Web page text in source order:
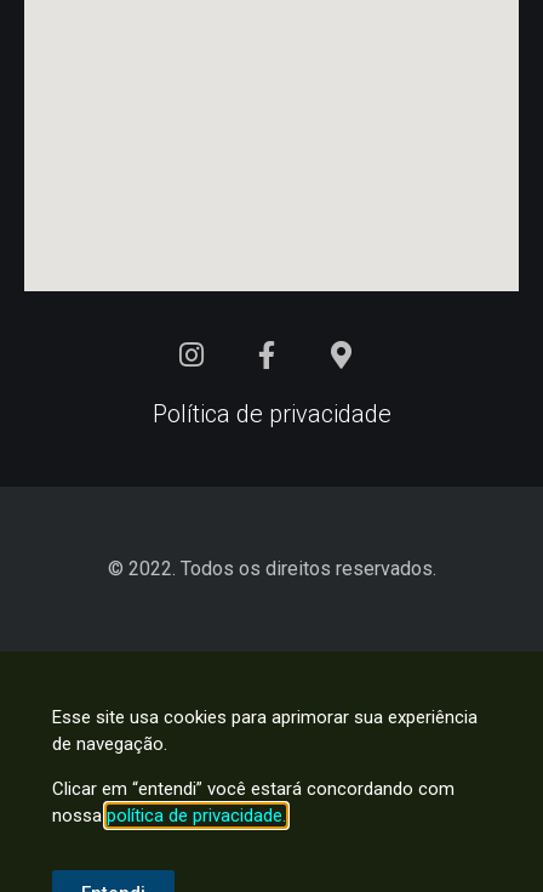
Política de privacidade
© 2022. Todos os direitos reservados.
Esse site usa cookies para aprimorar sua experiência
de navegação.
Clicar em “entendi” você estará concordando com
nossa política de privacidade.